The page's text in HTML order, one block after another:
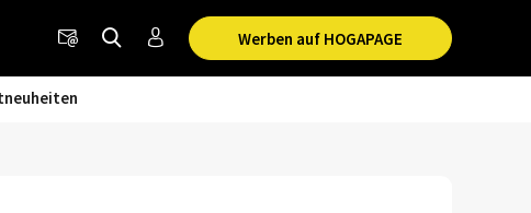
Werben auf HOGAPAGE